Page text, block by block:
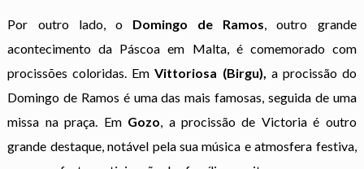
Por outro lado, o Domingo de Ramos, outro grande
acontecimento da Páscoa em Malta, é comemorado com
procissões coloridas. EmVittoriosa (Birgu), a procissão do
Domingo de Ramos é uma das mais famosas, seguida de uma
missa na praça. Em Gozo, a procissão de Victoria é outro
grande destaque, notável pela sua música e atmosfera festiva,